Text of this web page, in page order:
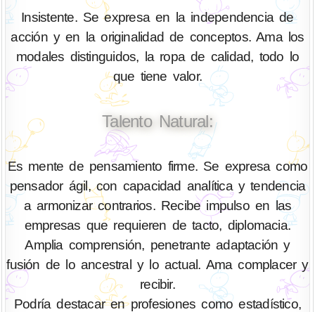
Insistente. Se expresa en la independencia de
acción y en la originalidad de conceptos. Ama los
modales distinguidos, la ropa de calidad, todo lo
que tiene valor.
Talento Natural:
Es mente de pensamiento firme. Se expresa como
pensador ágil, con capacidad analítica y tendencia
a armonizar contrarios. Recibe impulso en las
empresas que requieren de tacto, diplomacia.
Amplia comprensión, penetrante adaptación y
fusión de lo ancestral y lo actual. Ama complacer y
recibir.
Podría destacar en profesiones como estadístico,